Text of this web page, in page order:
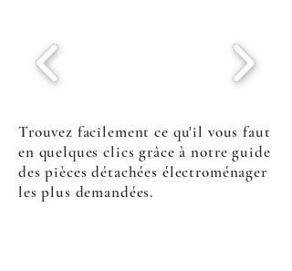
Trouvez facilement ce qu'il vous faut
en quelques clics grâce à notre guide
des pièces détachées électroménager
les plus demandées.